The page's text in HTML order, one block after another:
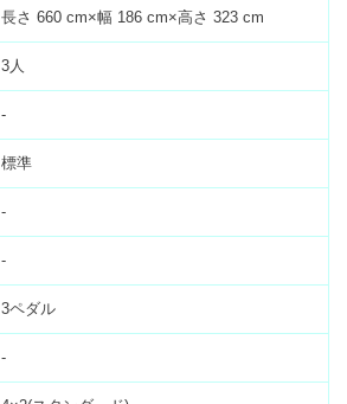
長さ 660 cm×幅 186 cm×高さ 323 cm
3人
-
標準
-
-
3ペダル
-